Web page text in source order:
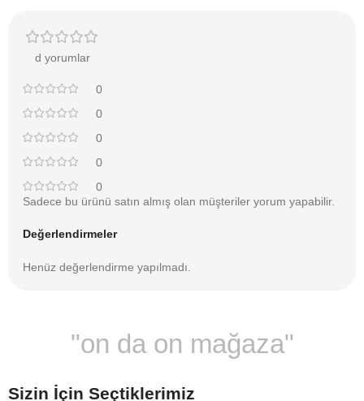
d yorumlar
0
0
0
0
0
Değerlendirmeler
Henüz değerlendirme yapılmadı.
Sadece bu ürünü satın almış olan müşteriler yorum yapabilir.
"on da on mağaza"
Sizin İçin Seçtiklerimiz